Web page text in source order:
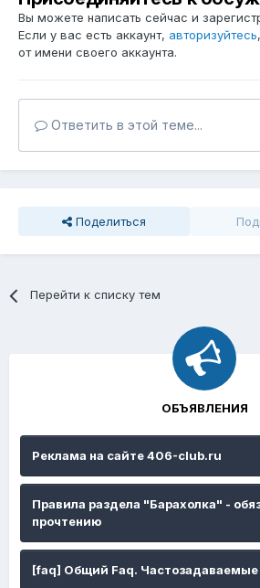
Вы можете написать сейчас и
Если у вас есть аккаунт, авторизуйтесь
от имени своего аккаунта.
Ответить в этой теме...
Поделиться
Перейти к списку тем
ОБЪЯВЛЕНИЯ
Реклама на сайте 406-club.ru
Правила раздела "Барахолка" -
прочтению
[faq] Общий Faq. Частозадаваемые